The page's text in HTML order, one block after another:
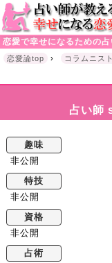
恋愛で幸せになるための
恋愛論top › コラムニス
占い師
趣味
非公開
特技
非公開
資格
非公開
占術